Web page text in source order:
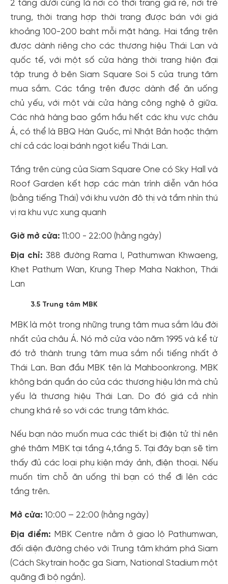
2 tầng dưới cùng là nơi có thời trang giá rẻ, nơi trẻ
trung, thời trang hợp thời trang được bán với giá
khoảng 100-200 baht mỗi mặt hàng. Hai tầng trên
được dành riêng cho các thương hiệu Thái Lan và
quốc tế, với một số cửa hàng thời trang hiện đại
tập trung ở bên Siam Square Soi 5 của trung tâm
mua sắm. Các tầng trên được dành để ăn uống
chủ yếu, với một vài cửa hàng công nghệ ở giữa.
Các nhà hàng bao gồm hầu hết các khu vực châu
Á, có thể là BBQ Hàn Quốc, mì Nhật Bản hoặc thậm
chí cả các loại bánh ngọt kiểu Thái Lan.
Tầng trên cùng của Siam Square One có Sky Hall và
Roof Garden kết hợp các màn trình diễn văn hóa
(bằng tiếng Thái) với khu vườn đô thị và tầm nhìn thú
vị ra khu vực xung quanh
Giờ mở cửa: 11:00 - 22:00 (hằng ngày)
Địa chỉ: 388 đường Rama I, Pathumwan Khwaeng,
Khet Pathum Wan, Krung Thep Maha Nakhon, Thái
Lan
3.5 Trung tâm MBK
MBK là một trong những trung tâm mua sắm lâu đời
nhất của châu Á. Nó mở cửa vào năm 1995 và kể từ
đó trở thành trung tâm mua sắm nổi tiếng nhất ở
Thái Lan. Ban đầu MBK tên là Mahboonkrong. MBK
không bán quần áo của các thương hiệu lớn mà chủ
yếu là thương hiệu Thái Lan. Do đó giá cả nhìn
chung khá rẻ so với các trung tâm khác.
Nếu bạn nào muốn mua các thiết bị điện tử thì nên
ghé thăm MBK tại tầng 4,tầng 5. Tại đây bạn sẽ tìm
thấy đủ các loại phụ kiện máy ảnh, điện thoại. Nếu
muốn tìm chỗ ăn uống thì bạn có thể đi lên các
tầng trên.
Mở cửa: 10:00 – 22:00 (hằng ngày)
Địa điểm: MBK Centre nằm ở giao lộ Pathumwan,
đối diện đường chéo với Trung tâm khám phá Siam
(Cách Skytrain hoặc ga Siam, National Stadium một
quãng đi bộ ngắn).
Đăng ký
Hoặc đăng nhập bằng
Đăng nhập Facebook
Đăng nhập Google